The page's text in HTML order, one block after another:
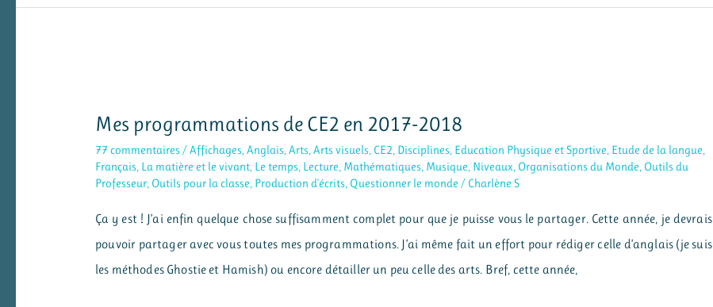
et
international
Mes programmations de CE2 en 2017-2018
77 commentaires/Affichages,Anglais,Arts,Arts visuels, CE2, Disciplines, Education Physique et Sportive, Etude de la langue,
Français, La matière et le vivant, Le temps, Lecture, Mathématiques, Musique, Niveaux, Organisations du Monde, Outils du
Professeur, Outils pour la classe, Production d'écrits, Questionner le monde / Charlène S
Ça y est ! J’ai enfin quelque chose suffisamment complet pour que je puisse vous le partager. Cette année, je devrais
pouvoir partager avec vous toutes mes programmations. J’ai même fait un effort pour rédiger celle d’anglais (je suis
les méthodes Ghostie et Hamish) ou encore détailler un peu celle des arts. Bref, cette année,